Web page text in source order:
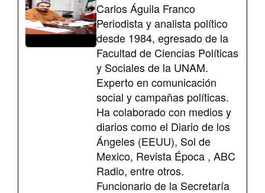
Carlos Águila Franco
Periodista y analista político
desde 1984, egresado de la
Facultad de Ciencias Políticas
y Sociales de la UNAM.
Experto en comunicación
social y campañas políticas.
Ha colaborado con medios y
diarios como el Diario de los
Ángeles (EEUU), Sol de
Mexico, Revista Época , ABC
Radio, entre otros.
Funcionario de la Secretaría